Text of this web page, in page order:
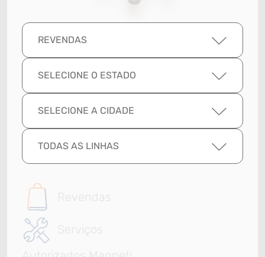
REVENDAS
SELECIONE O ESTADO
SELECIONE A CIDADE
TODAS AS LINHAS
Revendas
Serviços